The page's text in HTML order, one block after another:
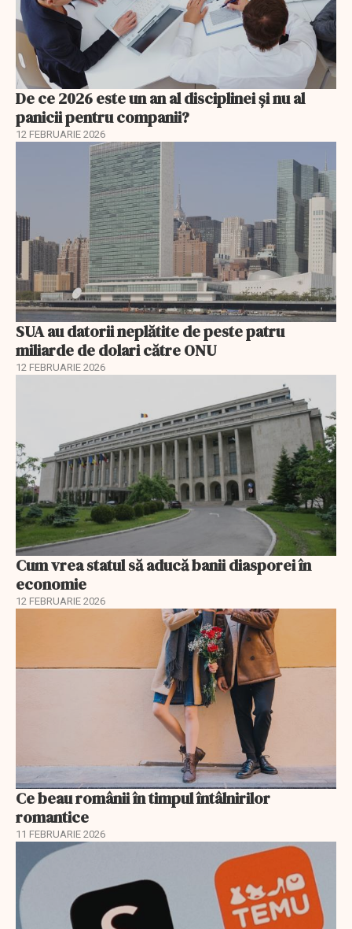
De ce 2026 este un an al disciplinei și nu al
panicii pentru companii?
12 FEBRUARIE 2026
SUA au datorii neplătite de peste patru
miliarde de dolari către ONU
12 FEBRUARIE 2026
Cum vrea statul să aducă banii diasporei în
economie
12 FEBRUARIE 2026
Ce beau românii în timpul întâlnirilor
romantice
11 FEBRUARIE 2026